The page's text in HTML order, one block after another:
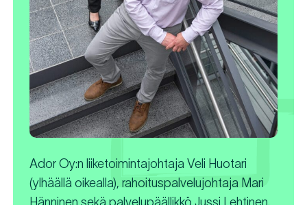
Ador Oy:n liiketoimintajohtaja Veli Huotari
(ylhäällä oikealla), rahoituspalvelujohtaja Mari
Hänninen sekä palvelupäällikkö Jussi Lehtinen.